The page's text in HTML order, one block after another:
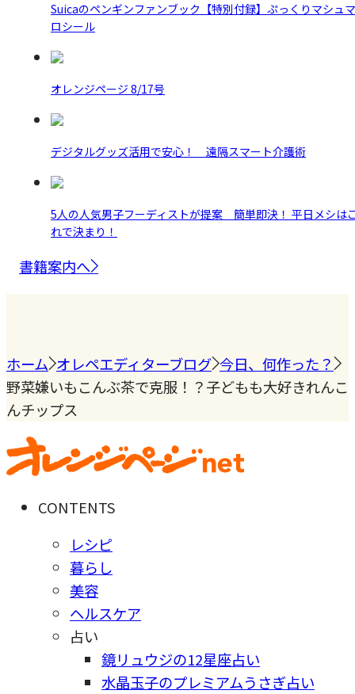
Suicaのペンギンファンブック【特別付録】ぷっくりマシュマ
ロシール
オレンジページ 8/17号
デジタルグッズ活用で安心！ 遠隔スマート介護術
5人の人気男子フーディストが提案 簡単即決！ 平日メシは
れで決まり！
書籍案内へ
ホーム オレペエディターブログ 今日、何作った？
野菜嫌いもこんぶ茶で克服！？子どもも大好きれんこ
んチップス
CONTENTS
レシピ
暮らし
美容
ヘルスケア
占い
鏡リュウジの12星座占い
水晶玉子のプレミアムうさぎ占い